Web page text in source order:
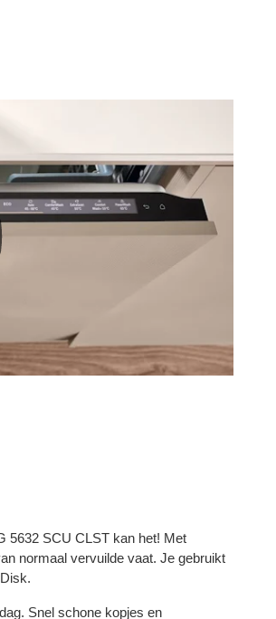
5632 SCU CLST kan het! Met
normaal vervuilde vaat. Je gebruikt
Snel schone kopjes en